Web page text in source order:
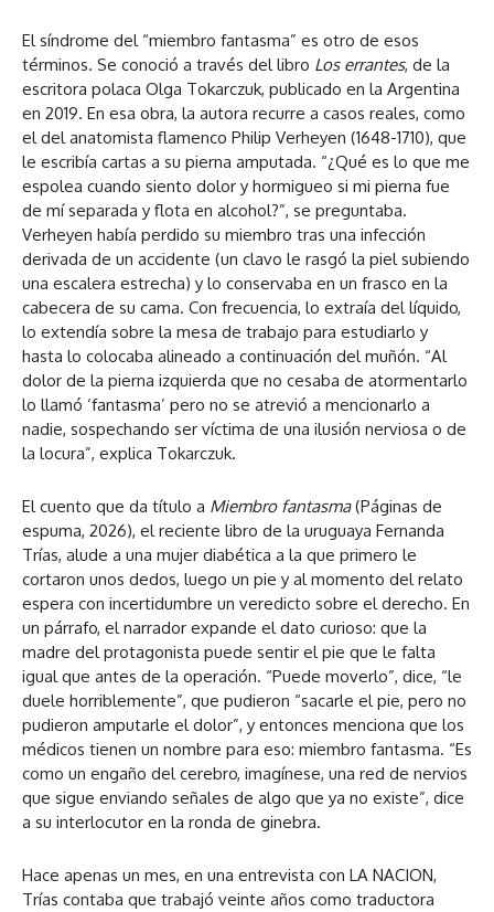
El síndrome del “miembro fantasma” es otro de esos
términos. Se conoció a través del libro Los errantes, de la
escritora polaca Olga Tokarczuk, publicado en la Argentina
en 2019. En esa obra, la autora recurre a casos reales, como
el del anatomista flamenco Philip Verheyen (1648-1710), que
le escribía cartas a su pierna amputada. “¿Qué es lo que me
espolea cuando siento dolor y hormigueo si mi pierna fue
de mí separada y flota en alcohol?”, se preguntaba.
Verheyen había perdido su miembro tras una infección
derivada de un accidente (un clavo le rasgó la piel subiendo
una escalera estrecha) y lo conservaba en un frasco en la
cabecera de su cama. Con frecuencia, lo extraía del líquido,
lo extendía sobre la mesa de trabajo para estudiarlo y
hasta lo colocaba alineado a continuación del muñón. “Al
dolor de la pierna izquierda que no cesaba de atormentarlo
lo llamó ‘fantasma’ pero no se atrevió a mencionarlo a
nadie, sospechando ser víctima de una ilusión nerviosa o de
la locura”, explica Tokarczuk.
El cuento que da título a Miembro fantasma(Páginas de
espuma, 2026), el reciente libro de la uruguaya Fernanda
Trías, alude a una mujer diabética a la que primero le
cortaron unos dedos, luego un pie y al momento del relato
espera con incertidumbre un veredicto sobre el derecho. En
un párrafo, el narrador expande el dato curioso: que la
madre del protagonista puede sentir el pie que le falta
igual que antes de la operación. “Puede moverlo”, dice, “le
duele horriblemente”, que pudieron “sacarle el pie, pero no
pudieron amputarle el dolor”, y entonces menciona que los
médicos tienen un nombre para eso: miembro fantasma. “Es
como un engaño del cerebro, imagínese, una red de nervios
que sigue enviando señales de algo que ya no existe”, dice
a su interlocutor en la ronda de ginebra.
Hace apenas un mes, en una entrevista con LA NACION,
Trías contaba que trabajó veinte años como traductora